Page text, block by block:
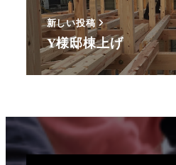
新しい投稿
Y様邸棟上げ